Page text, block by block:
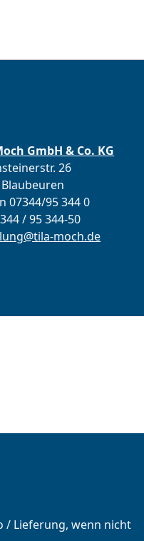
GmbH & Co. KG
26
07344/95 344 0
/ 95 344-50
moch.de
/ Lieferung, wenn nicht